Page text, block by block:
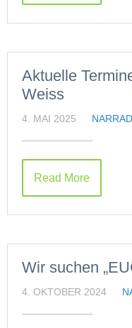
Aktuelle
Weiss
4. MAI 2025
Read More
Wir suchen
4. OKTOBER 2024